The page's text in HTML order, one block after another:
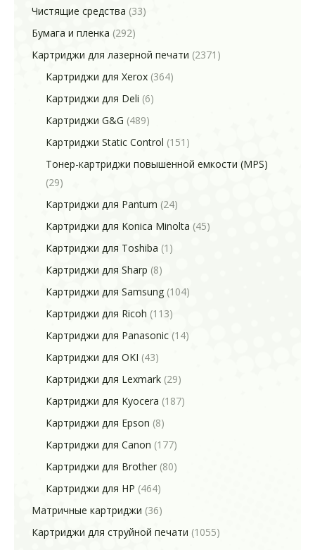
Чистящие средства (33)
Бумага и пленка (292)
Картриджи для лазерной печати (2371)
Картриджи для Xerox (364)
Картриджи для Deli (6)
Картриджи G&G (489)
Картриджи Static Control (151)
Тонер-картриджи повышенной емкости (MPS)
(29)
Картриджи для Pantum (24)
Картриджи для Konica Minolta (45)
Картриджи для Toshiba (1)
Картриджи для Sharp (8)
Картриджи для Samsung (104)
Картриджи для Ricoh (113)
Картриджи для Panasonic (14)
Картриджи для OKI (43)
Картриджи для Lexmark (29)
Картриджи для Kyocera (187)
Картриджи для Epson (8)
Картриджи для Canon (177)
Картриджи для Brother (80)
Картриджи для HP (464)
Матричные картриджи (36)
Картриджи для струйной печати (1055)